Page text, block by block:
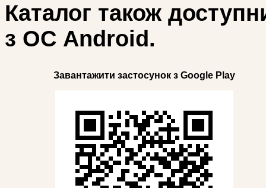
Каталог також
з ОС Android.
Завантажити застосунок з Google Play